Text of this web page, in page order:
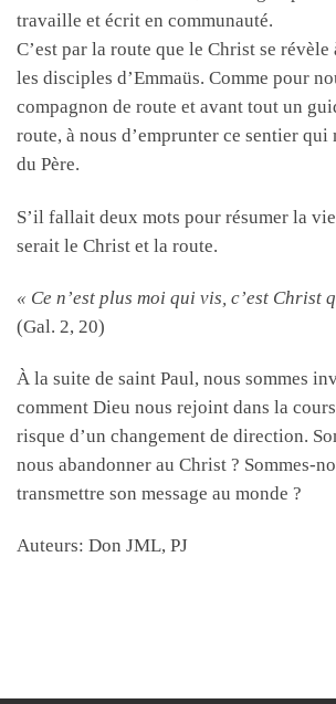
travaille et écrit en communauté.
C’est par la route que le Christ se
les disciples d’Emmaüs. Comme pour
compagnon de route et avant tout un
route, à nous d’emprunter ce sentier qui
du Père.
S’il fallait deux mots pour résumer la
serait le Christ et la route.
« Ce n’est plus moi qui vis, c’est Christ
(Gal. 2, 20)
À la suite de saint Paul, nous sommes
comment Dieu nous rejoint dans la
risque d’un changement de direction.
nous abandonner au Christ ? Sommes-
transmettre son message au monde ?
Auteurs: Don JML, PJ